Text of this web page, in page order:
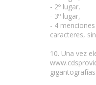
- 2º lugar,
- 3º lugar,
- 4
caracteres,
10. Una vez